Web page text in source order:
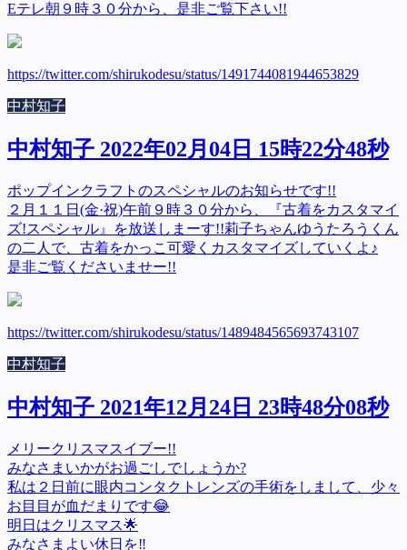
Eテレ朝９時３０分から、是非ご覧下さい!!
https://twitter.com/shirukodesu/status/1491744081944653829
中村知子
中村知子 2022年02月04日 15時22分48秒
ポップインクラフトのスペシャルのお知らせです!!
２月１１日(金·祝)午前９時３０分から、『古着をカスタマイ
ズ!スペシャル』を放送しまーす!!莉子ちゃんゆうたろうくん
の二人で、古着をかっこ可愛くカスタマイズしていくよ♪
是非ご覧くださいませー!!
https://twitter.com/shirukodesu/status/1489484565693743107
中村知子
中村知子 2021年12月24日 23時48分08秒
メリークリスマスイブー!!
みなさまいかがお過ごしでしょうか?
私は２日前に眼内コンタクトレンズの手術をしまして、少々
お目目が血だまりです😂
明日はクリスマス🌟
みなさまよい休日を‼️